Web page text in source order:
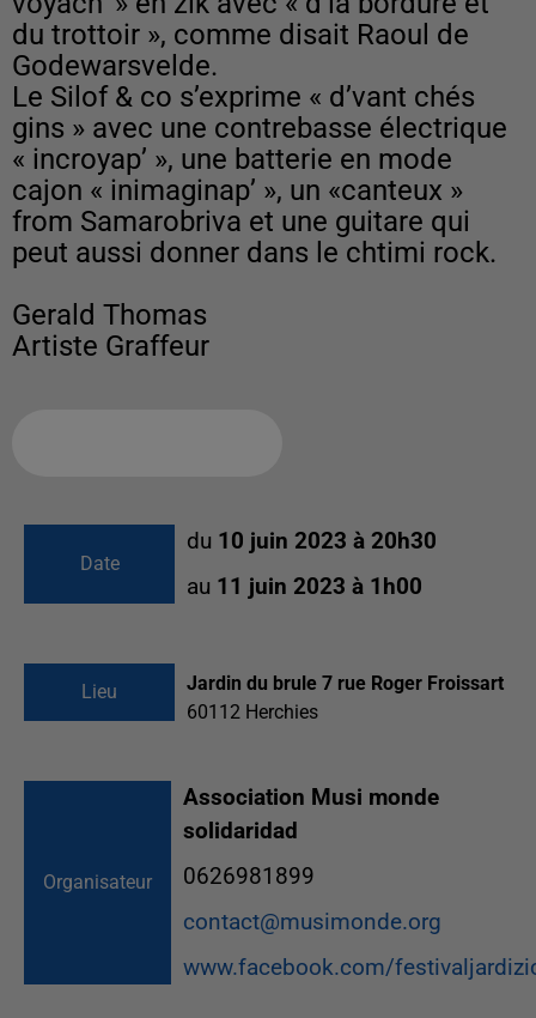
du trottoir », comme disait Raoul de
Godewarsvelde.
Le Silof & co s’exprime « d’vant chés
gins » avec une contrebasse électrique
« incroyap’ », une batterie en mode
cajon « inimaginap’ », un «canteux »
from Samarobriva et une guitare qui
peut aussi donner dans le chtimi rock.
Gerald Thomas
Artiste Graffeur
Date
du 10 juin 2023 à 20h30
au 11 juin 2023 à 1h00
Lieu
Jardin du brule 7 rue Roger Froissart
60112 Herchies
Organisateur
Association Musi monde
solidaridad
0626981899
contact@musimonde.org
www.facebook.com/